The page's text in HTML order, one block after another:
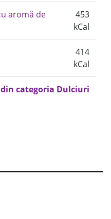
aromă de
453
kCal
414
kCal
categoria Dulciuri